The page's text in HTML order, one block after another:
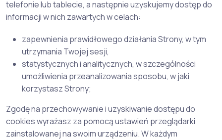
telefonie lub tablecie, a następnie uzyskujemy dostęp do
informacji w nich zawartych w celach:
zapewnienia prawidłowego działania Strony, w tym
utrzymania Twojej sesji,
statystycznych i analitycznych, w szczególności
umożliwienia przeanalizowania sposobu, w jaki
korzystasz Strony;
Zgodę na przechowywanie i uzyskiwanie dostępu do
cookies wyrażasz za pomocą ustawień przeglądarki
zainstalowanej na swoim urządzeniu. W każdym